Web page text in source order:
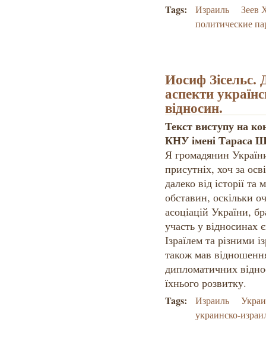
Tags: Израиль
Зеев
политические
Иосиф Зісельс.
аспекти
відносин.
Текст виступу на
КНУ імені Тараса
Я громадянин
присутніх, хоч за
далеко від історії
обставин, оскільки
асоціацій України,
участь у відносинах
Ізраїлем та різними
також мав
дипломатичних
їхнього розвитку.
Tags: Израиль
украинско-